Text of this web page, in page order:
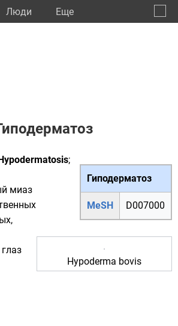
Люди Eще
Гиподерматоз
MeSH D007000
Hypoderma bovis
;
миаз